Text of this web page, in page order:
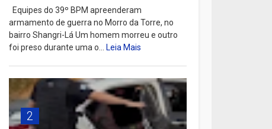
Equipes do 39º BPM apreenderam
armamento de guerra no Morro da Torre, no
bairro Shangri-Lá Um homem morreu e outro
foi preso durante uma o...Leia Mais
2